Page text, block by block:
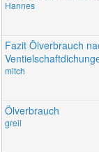
Hannes
Fazit Ölverbrauch
mitch
Ölverbrauch
greil